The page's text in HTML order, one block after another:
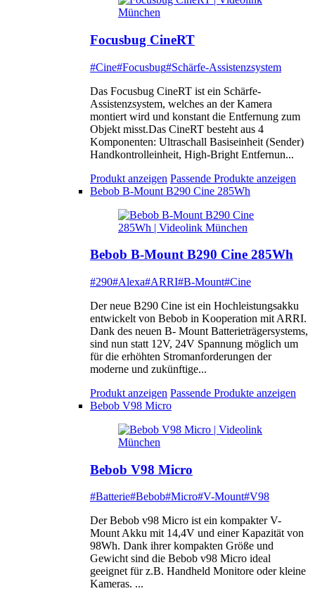
Focusbug CineRT
#Cine#Focusbug#Schärfe-Assistenzsystem
Das Focusbug CineRT ist ein Schärfe-
Assistenzsystem, welches an der Kamera
montiert wird und konstant die Entfernung zum
Objekt misst.Das CineRT besteht aus 4
Komponenten: Ultraschall Basiseinheit (Sender)
Handkontrolleinheit, High-Bright Entfernun...
Produkt anzeigen Passende Produkte anzeigen
Bebob B-Mount B290 Cine 285Wh
Bebob B-Mount B290 Cine 285Wh
#290#Alexa#ARRI#B-Mount#Cine
Der neue B290 Cine ist ein Hochleistungsakku
entwickelt von Bebob in Kooperation mit ARRI.
Dank des neuen B- Mount Batterieträgersystems,
sind nun statt 12V, 24V Spannung möglich um
für die erhöhten Stromanforderungen der
moderne und zukünftige...
Produkt anzeigen Passende Produkte anzeigen
Bebob V98 Micro
Bebob V98 Micro
#Batterie#Bebob#Micro#V-Mount#V98
Der Bebob v98 Micro ist ein kompakter V-
Mount Akku mit 14,4V und einer Kapazität von
98Wh. Dank ihrer kompakten Größe und
Gewicht sind die Bebob v98 Micro ideal
geeignet für z.B. Handheld Monitore oder kleine
Kameras. ...